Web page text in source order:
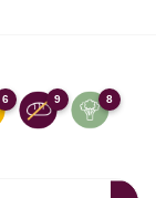
6 9 8